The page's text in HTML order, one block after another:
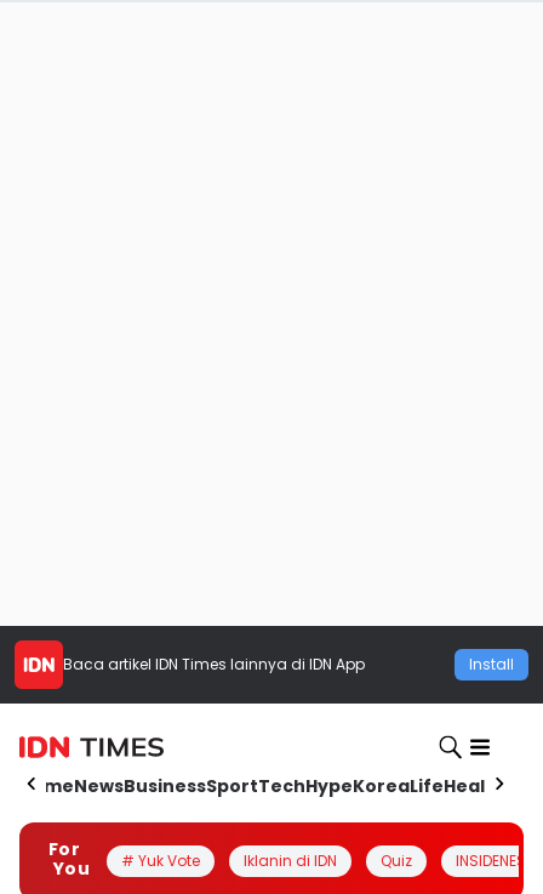
Baca artikel IDN Times lainnya di IDN App Install
HomeNewsBusinessSportTechHypeKoreaLifeHealth
For
You
# Yuk Vote Iklanin di IDN Quiz INSIDENESIA